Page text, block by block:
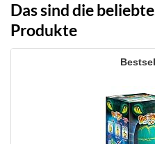
Das sind die
Produkte